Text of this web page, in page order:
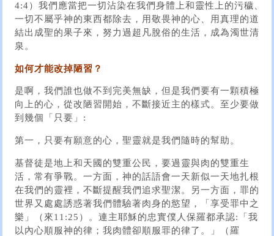
4:4）我們應當把一切沾染在我們身體上和靈性上的污穢、
一切不屬乎神的東西都除去，用敬畏神的心、用真理的道
結出成聖的果子來，努力過超凡脫俗的生活，成為濁世清
泉。
如何才能改掉陋習？
是啊，我們誰也做不到完美無缺，但是我們要有一顆積極
向上的心，從改陋習開始，不斷接近主的樣式。至少要做
到幾個「只要」:
第一，只要有願意的心，聖靈就是我們隨時的幫助。
基督徒是地上和天國的雙重公民，要過靈與肉的雙重生
活，常有爭戰。一方面，神的話語會一天新似一天地扎根
在我們的靈裡，不斷提醒我們追求聖潔。另一方面，罪的
世界又處處誘惑著我們體驗著肉身的慾望，「享受罪中之
樂」（來11:25）。連主耶穌的忠實僕人保羅都承認:「我
以內心順服神的律；我肉體卻順服罪的律了。」（羅